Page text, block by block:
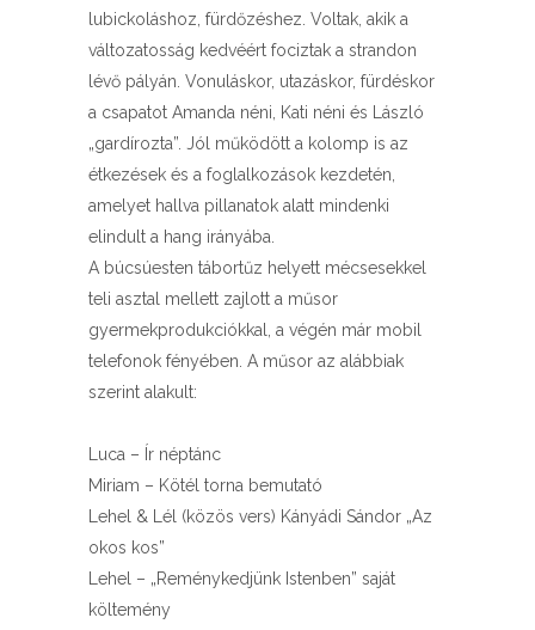
lubickoláshoz, fürdőzéshez. Voltak, akik a
változatosság kedvéért fociztak a strandon
lévő pályán. Vonuláskor, utazáskor, fürdéskor
a csapatot Amanda néni, Kati néni és László
„gardírozta”. Jól működött a kolomp is az
étkezések és a foglalkozások kezdetén,
amelyet hallva pillanatok alatt mindenki
elindult a hang irányába.
A búcsúesten tábortűz helyett mécsesekkel
teli asztal mellett zajlott a műsor
gyermekprodukciókkal, a végén már mobil
telefonok fényében. A műsor az alábbiak
szerint alakult:
Luca – Ír néptánc
Miriam – Kötél torna bemutató
Lehel & Lél (közös vers) Kányádi Sándor „Az
okos kos”
Lehel – „Reménykedjünk Istenben” saját
költemény